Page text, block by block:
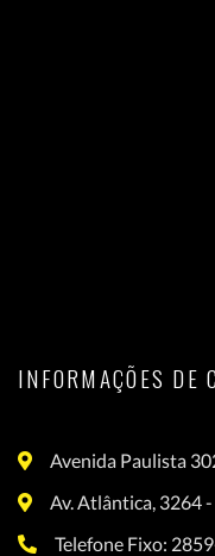
INFORMAÇÕES DE
Avenida Paulista
Av. Atlântica, 3264 -
Telefone Fixo: